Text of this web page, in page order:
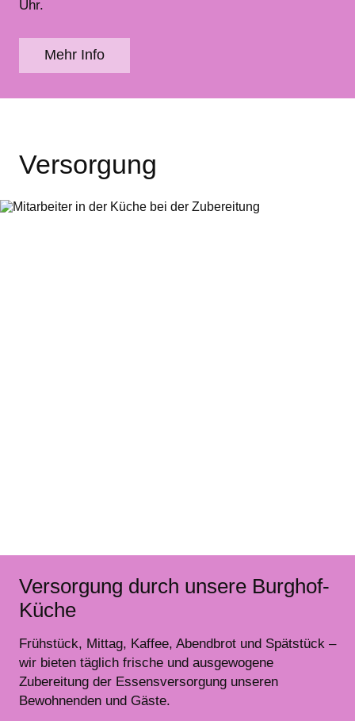
Uhr.
Mehr Info
Versorgung
Versorgung durch unsere Burghof-
Küche
Frühstück, Mittag, Kaffee, Abendbrot und Spätstück –
wir bieten täglich frische und ausgewogene
Zubereitung der Essensversorgung unseren
Bewohnenden und Gäste.